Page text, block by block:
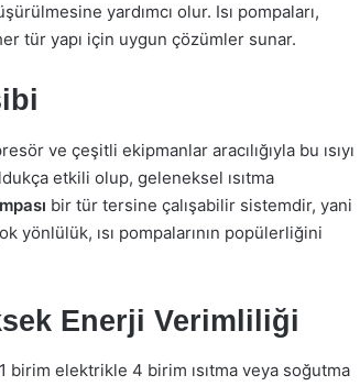
yardımcı olur. Isı pompaları,
tür yapı için uygun çözümler sunar.
ve çeşitli ekipmanlar aracılığıyla bu ısıyı
etkili olup, geleneksel ısıtma
bir tür tersine çalışabilir sistemdir, yani
yönlülük, ısı pompalarının popülerliğini
Enerji Verimliliği
birim elektrikle 4 birim ısıtma veya soğutma